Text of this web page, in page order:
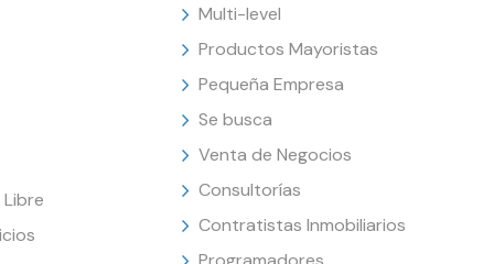
Multi-level
Productos Mayoristas
Pequeña Empresa
Se busca
Venta de Negocios
Consultorías
Contratistas Inmobiliarios